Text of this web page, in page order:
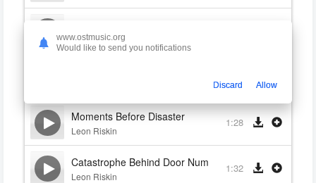
Leon Riskin
Moments Before Disaster
Leon Riskin
1:28
Catastrophe Behind Door Number 3
Leon Riskin
1:32
www.ostmusic.org
Would like to send you notifications
Discard Allow